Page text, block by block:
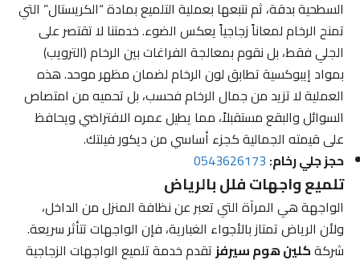
السطحية بدقة، ثم نتبعها بعملية التلميع بمادة “الكريستال” التي
تمنح الرخام لمعاناً زجاجياً يعكس الضوء. خدمتنا لا تقتصر على
الجلي فقط، بل نقوم بمعالجة الفراغات بين الرخام (الترويب)
بمواد إيبوكسية تطابق لون الرخام لضمان مظهر موحد. هذه
العملية لا تزيد من جمال الرخام فحسب، بل تحميه من امتصاص
السوائل والبقع مستقبلاً، مما يطيل عمره الافتراضي ويحافظ
على قيمته الجمالية كجزء أساسي من ديكور فيلتك.
حجز جلي رخام: 0543626173
تلميع واجهات فلل بالرياض
الواجهة هي المرآة التي تعبر عن نظافة المنزل من الداخل،
ولأن الرياض تمتاز بالأجواء الغبارية، فإن الواجهات تتأثر سريعة.
شركةكلين هوم سيرفزتقدم خدمة تلميع الواجهات الزجاجية